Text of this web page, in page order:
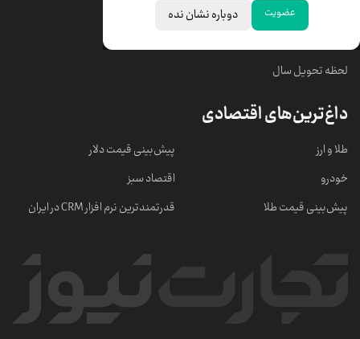
عضویت دوباره نشان نده
خبرهای مهم
لحظه تحویل سال
داغ‌ترین‌های اقتصادی
طلا و ارز
خودرو
پیش‌بینی قیمت طلا
پیش‌بینی قیمت دلار
اقتصاد سبز
قدرتمندترین نرم‌ افزار CRM در ایران